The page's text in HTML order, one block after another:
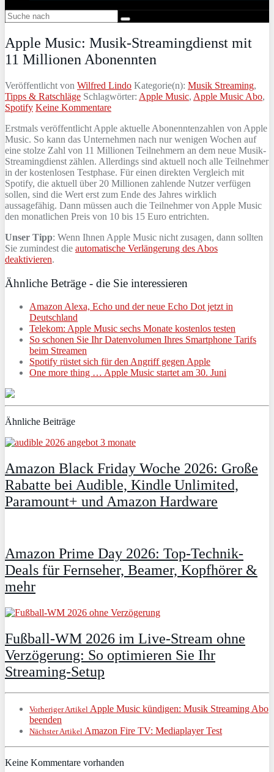
Apple Music: Musik-Streamingdienst mit
11 Millionen Abonennten
Veröffentlicht von Wilfred Lindo Kategorie(n): Musik Streaming,
Tipps & Ratschläge Schlagwörter: Apple Music, Apple Music Abo,
Spotify Keine Kommentare
Erstmals veröffentlicht Apple aktuelle Abonenntenzahlen von Apple
Music. So kann das Unternehmen nach nur wenigen Wochen auf
eine stolze Zahl von 11 Millionen Teilnehmern an dem neue Musik-
Streamingdienst zählen. Allerdings sind aktuell noch alle Teilnehmer
in der kostenlosen Testphase. Für einen direkten Vergleich mit
Spotify, die aktuell über 20 Millionen zahlende Nutzer verfügen
sollen, sind die Wert erst zum Ende des Jahres wirklich
aussagefähig. Dann müssen auch die Teilnehmer von Apple Music
den monatlichen Preis von 10 bis 15 Euro entrichten.
Unser Tipp: Wenn Ihnen Apple Music nicht zusagen, dann sollten
Sie zumindest die automatische Verlängerung des Abos
deaktivieren.
Ähnliche Beträge - die Sie interessieren
Amazon Alexa, Echo und der neue Echo Dot jetzt in
Deutschland
Telekom: Apple Music sechs Monate kostenlos testen
So schonen Sie Ihr Datenvolumen Ihres Smartphone Tarifs
beim Streamen
Spotify rüstet sich für den Angriff gegen Apple
One more thing … Apple Music startet am 30. Juni
Ähnliche Beiträge
Amazon Black Friday Woche 2026: Große
Rabatte bei Audible, Kindle Unlimited,
Paramount+ und Amazon Hardware
Amazon Prime Day 2026: Top-Technik-
Deals für Fernseher, Beamer, Kopfhörer &
mehr
Fußball-WM 2026 im Live-Stream ohne
Verzögerung: So optimieren Sie Ihr
Streaming-Setup
Vorheriger Artikel Apple Music kündigen: Musik Streaming Abo
beenden
Nächster Artikel Amazon Fire TV: Mediaplayer Test
Keine Kommentare vorhanden